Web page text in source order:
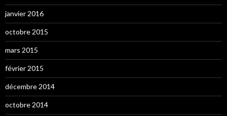
janvier 2016
octobre 2015
mars 2015
février 2015
décembre 2014
octobre 2014